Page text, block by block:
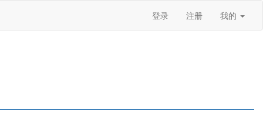
登录 注册 我的